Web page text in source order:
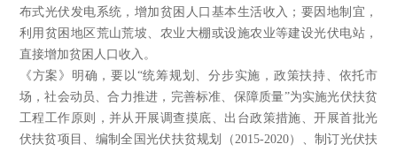
布式光伏发电系统，增加贫困人口基本生活收入；要因地制宜，
利用贫困地区荒山荒坡、农业大棚或设施农业等建设光伏电站，
直接增加贫困人口收入。
《方案》明确，要以“统筹规划、分步实施，政策扶持、依托市
场，社会动员、合力推进，完善标准、保障质量”为实施光伏扶贫
工程工作原则，并从开展调查摸底、出台政策措施、开展首批光
伏扶贫项目、编制全国光伏扶贫规划（2015-2020）、制订光伏扶